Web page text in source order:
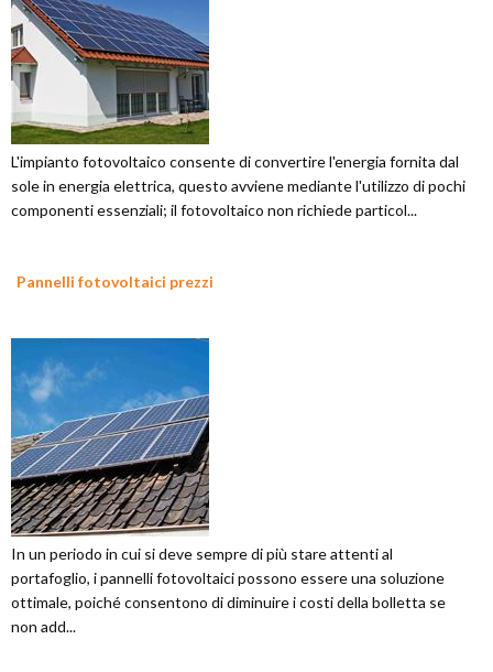
L'impianto fotovoltaico consente di convertire l'energia fornita dal
sole in energia elettrica, questo avviene mediante l'utilizzo di pochi
componenti essenziali; il fotovoltaico non richiede particol...
Pannelli fotovoltaici prezzi
In un periodo in cui si deve sempre di più stare attenti al
portafoglio, i pannelli fotovoltaici possono essere una soluzione
ottimale, poiché consentono di diminuire i costi della bolletta se
non add...